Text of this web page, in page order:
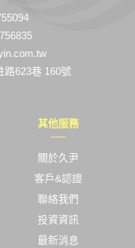
路623巷 160號
其他服務
關於久尹
客戶&認證
聯絡我們
投資資訊
最新消息